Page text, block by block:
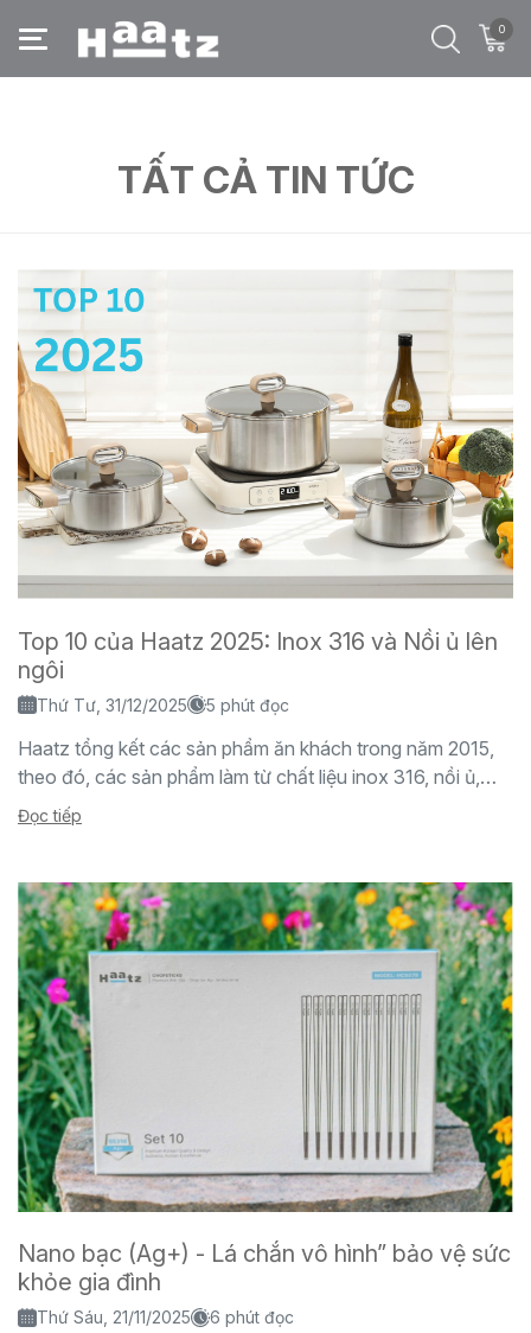
0
TẤT CẢ TIN TỨC
Top 10 của Haatz 2025: Inox 316 và Nồi ủ lên
ngôi
Thứ Tư, 31/12/2025 5 phút đọc
Haatz tổng kết các sản phẩm ăn khách trong năm 2015,
theo đó, các sản phẩm làm từ chất liệu inox 316, nồi ủ,
thiết bị...
Đọc tiếp
Nano bạc (Ag+) - Lá chắn vô hình” bảo vệ sức
khỏe gia đình
Thứ Sáu, 21/11/2025 6 phút đọc